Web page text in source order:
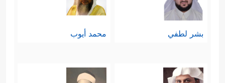
بشر لطفي محمد أيوب